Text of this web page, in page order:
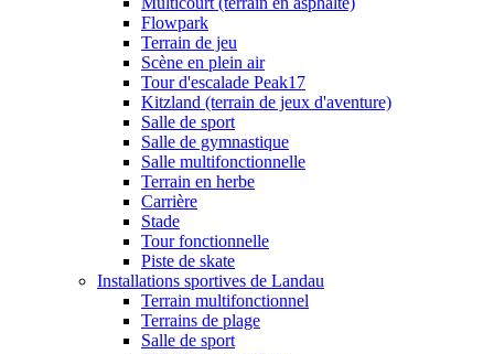
Flowpark
Terrain de jeu
Scène en plein air
Tour d'escalade Peak17
Kitzland (terrain de jeux d'aventure)
Salle de sport
Salle de gymnastique
Salle multifonctionnelle
Terrain en herbe
Carrière
Stade
Tour fonctionnelle
Piste de skate
Installations sportives de Landau
Terrain multifonctionnel
Terrains de plage
Salle de sport